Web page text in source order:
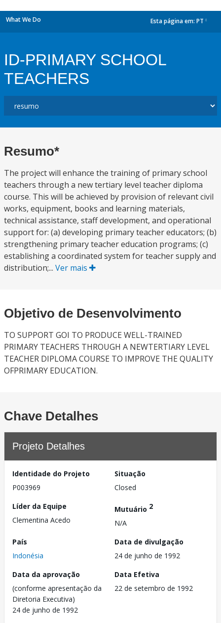
What We Do Esta página em: PT
ID-PRIMARY SCHOOL
TEACHERS
Resumo*
The project will enhance the training of primary school
teachers through a new tertiary level teacher diploma
course. This will be achieved by provision of relevant civil
works, equipment, books and learning materials,
technical assistance, staff development, and operational
support for: (a) developing primary teacher educators; (b)
strengthening primary teacher education programs; (c)
establishing a coordinated system for teacher supply and
distribution;... Ver mais
Objetivo de Desenvolvimento
TO SUPPORT GOI TO PRODUCE WELL-TRAINED
PRIMARY TEACHERS THROUGH A NEWTERTIARY LEVEL
TEACHER DIPLOMA COURSE TO IMPROVE THE QUALITY
OFPRIMARY EDUCATION.
Chave Detalhes
Projeto Detalhes
Identidade do Projeto
P003969
Situação
Closed
Líder da Equipe
Clementina Acedo
Mutuário 2
N/A
País
Indonésia
Data de divulgação
24 de junho de 1992
Data da aprovação
(conforme apresentação da
Diretoria Executiva)
24 de junho de 1992
Data Efetiva
22 de setembro de 1992